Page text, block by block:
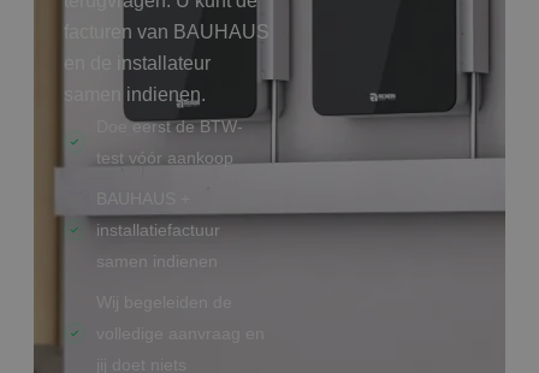
facturen van BAUHAUS
en de installateur
samen indienen.
Doe eerst de BTW-
test vóór aankoop
installatiefactuur
samen indienen
Wij begeleiden de